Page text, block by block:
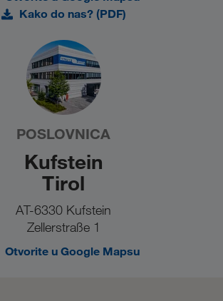
Kako do nas? (PDF)
POSLOVNICA
Kufstein
Tirol
AT-6330 Kufstein
Zellerstraße 1
Otvorite u Google Mapsu